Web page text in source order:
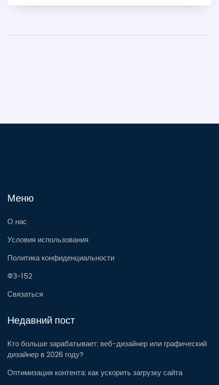
Меню
О нас
Условия использования
Политика конфиденциальности
ФЗ-152
Связаться
Недавний пост
Кто больше зарабатывает: веб-дизайнер или графический
дизайнер в 2026 году?
Оптимизация контента: как ускорить загрузку сайта